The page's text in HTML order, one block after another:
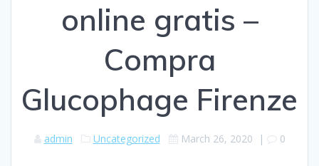
online gratis –
Compra
Glucophage Firenze
admin Uncategorized March 26, 2020 | 0